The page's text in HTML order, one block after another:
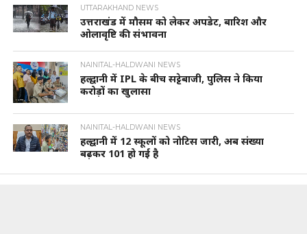
UTTARAKHAND NEWS
उत्तराखंड में मौसम को लेकर अपडेट, बारिश और
ओलावृष्टि की संभावना
NAINITAL-HALDWANI NEWS
हल्द्वानी में IPL के बीच सट्टेबाजी, पुलिस ने किया
करोड़ों का खुलासा
NAINITAL-HALDWANI NEWS
हल्द्वानी में 12 स्कूलों को नोटिस जारी, अब संख्या
बढ़कर 101 हो गई है